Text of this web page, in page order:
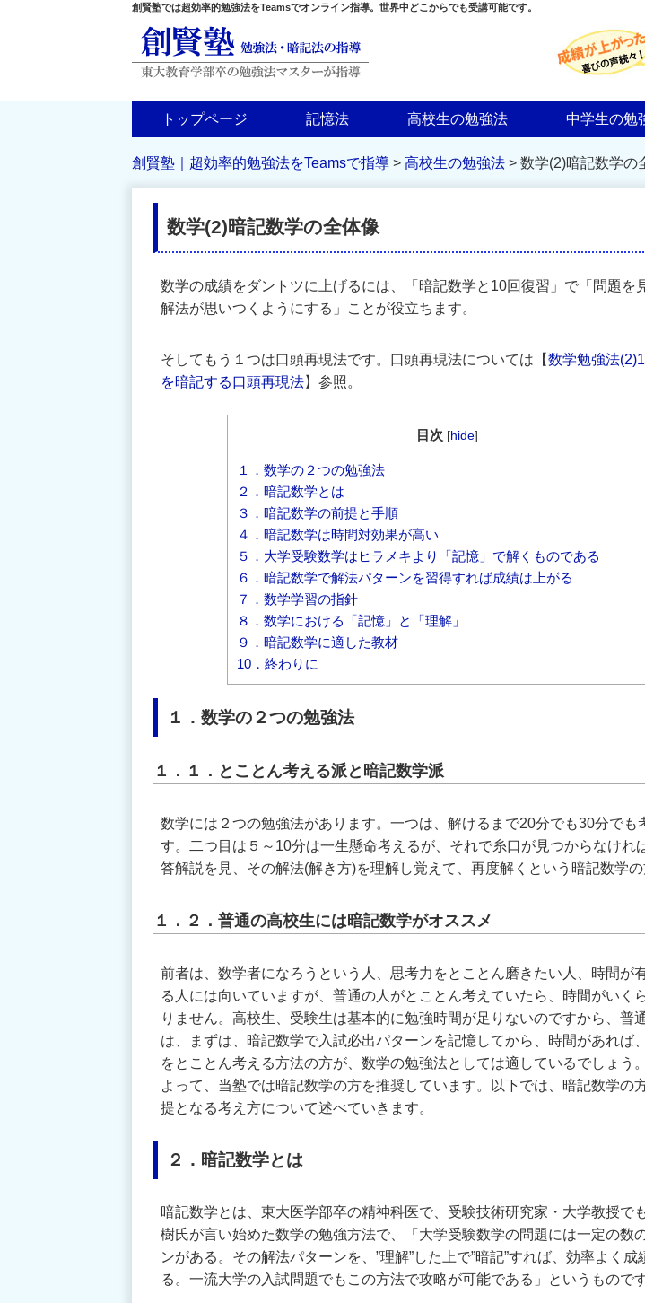
創賢塾では超効率的勉強法をTeamsでオンライン指導。世界中どこからでも受講可能です。
トップページ 記憶法 高校生の勉強法 中学生の勉
創賢塾｜超効率的勉強法をTeamsで指導 > 高校生の勉強法 > 数学(2)暗記数学の
数学(2)暗記数学の全体像
数学の成績をダントツに上げるには、「暗記数学と10回復習」で「問題を
解法が思いつくようにする」ことが役立ちます。
そしてもう１つは口頭再現法です。口頭再現法については【数学勉強法
を暗記する口頭再現法】参照。
目次 [hide]
１．数学の２つの勉強法
２．暗記数学とは
３．暗記数学の前提と手順
４．暗記数学は時間対効果が高い
５．大学受験数学はヒラメキより「記憶」で解くものである
６．暗記数学で解法パターンを習得すれば成績は上がる
７．数学学習の指針
８．数学における「記憶」と「理解」
９．暗記数学に適した教材
10．終わりに
１．数学の２つの勉強法
１．１．とことん考える派と暗記数学派
数学には２つの勉強法があります。一つは、解けるまで20分でも30分でも
す。二つ目は５～10分は一生懸命考えるが、それで糸口が見つからなけれ
答解説を見、その解法(解き方)を理解し覚えて、再度解くという暗記数学の
１．２．普通の高校生には暗記数学がオススメ
前者は、数学者になろうという人、思考力をとことん磨きたい人、時間が
る人には向いていますが、普通の人がとことん考えていたら、時間がいく
りません。高校生、受験生は基本的に勉強時間が足りないのですから、普
は、まずは、暗記数学で入試必出パターンを記憶してから、時間があれば
をとことん考える方法の方が、数学の勉強法としては適しているでしょう。
よって、当塾では暗記数学の方を推奨しています。以下では、暗記数学の
提となる考え方について述べていきます。
２．暗記数学とは
暗記数学とは、東大医学部卒の精神科医で、受験技術研究家・大学教授で
樹氏が言い始めた数学の勉強方法で、「大学受験数学の問題には一定の数
ンがある。その解法パターンを、”理解”した上で”暗記”すれば、効率よく成
る。一流大学の入試問題でもこの方法で攻略が可能である」というものです